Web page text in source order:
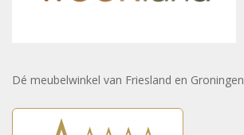
Dé meubelwinkel van Friesland en Groningen